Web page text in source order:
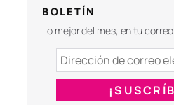
BOLETÍN
Lo mejor del mes, en tu correo.